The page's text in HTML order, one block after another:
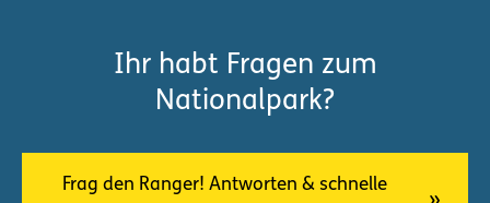
Ihr habt Fragen zum
Nationalpark?
Frag den Ranger! Antworten & schnelle